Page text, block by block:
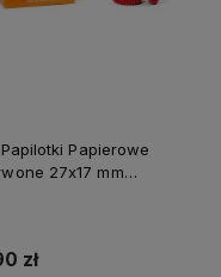
Papierowe
27x17 mm
zł